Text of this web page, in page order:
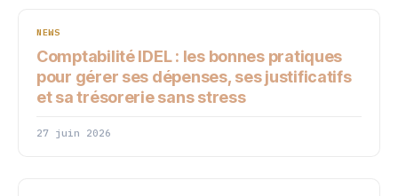
NEWS
Comptabilité IDEL : les bonnes pratiques
pour gérer ses dépenses, ses justificatifs
et sa trésorerie sans stress
27 juin 2026